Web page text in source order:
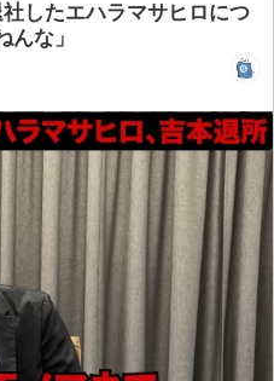
社したエハラマサヒロにつ
な」